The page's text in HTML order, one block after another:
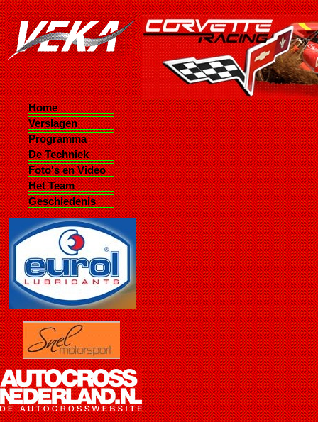
Home
Verslagen
Programma
De Techniek
Foto's en Video
Het Team
Geschiedenis